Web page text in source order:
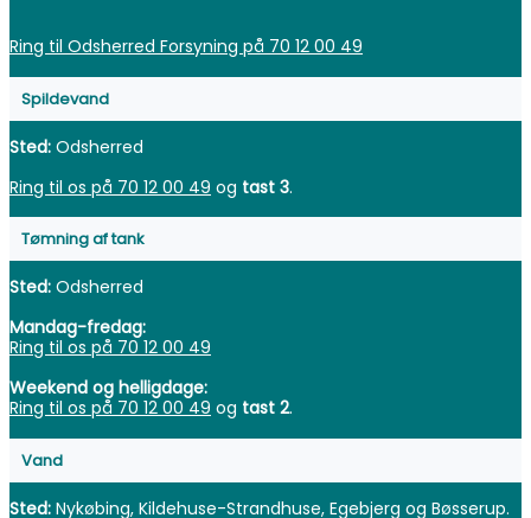
Ring til Odsherred Forsyning på 70 12 00 49
Spildevand
Sted: Odsherred
Ring til os på 70 12 00 49 og tast 3.
Tømning af tank
Sted: Odsherred
Mandag-fredag:
Ring til os på 70 12 00 49
Weekend og helligdage:
Ring til os på 70 12 00 49 og tast 2.
Vand
Sted: Nykøbing, Kildehuse-Strandhuse, Egebjerg og Bøsserup.